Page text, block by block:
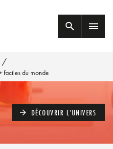
search menu
/
faciles du monde
arrow_forward DÉCOUVRIR L'UNIVERS